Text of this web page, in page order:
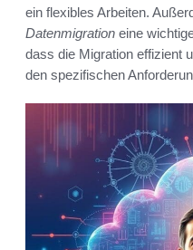
ein flexibles Arbeiten.
Datenmigration eine
dass die Migration effizient
den spezifischen